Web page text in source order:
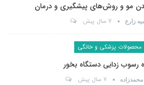
مو و روش‌های پیشگیری و درمان
زارع 7 سال پیش
محصولات پزشکی و خانگی
رسوب زدایی دستگاه بخور
7 سال پیش